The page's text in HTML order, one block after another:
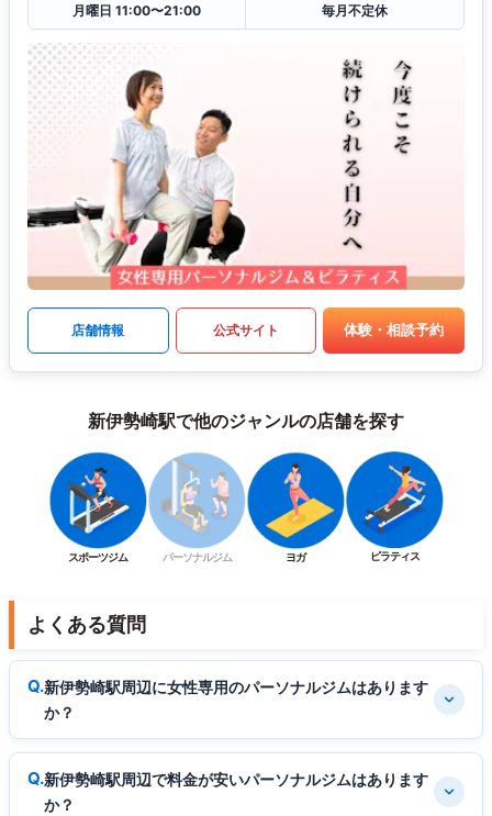
月曜日 11:00〜21:00
毎月不定休
店舗情報 公式サイト 体験・相談予約
新伊勢崎駅で他のジャンルの店舗を探す
スポーツジム パーソナルジム ヨガ ピラティス
よくある質問
新伊勢崎駅周辺に女性専用のパーソナルジムはあります
か？
新伊勢崎駅周辺で料金が安いパーソナルジムはあります
か？